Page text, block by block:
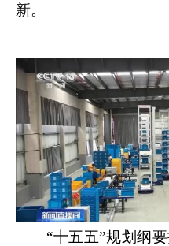
新。
“十五五”规划纲要